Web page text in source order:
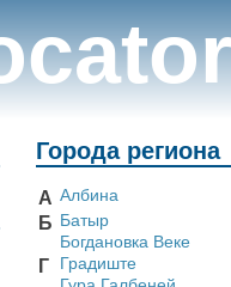
Города региона
А Албина
Б Батыр
Богдановка Веке
Г
Градиште